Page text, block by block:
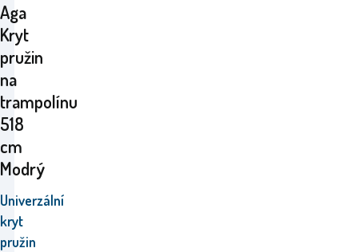
Aga
Kryt
pružin
na
trampolínu
518
cm
Modrý
Univerzální
kryt
pružin